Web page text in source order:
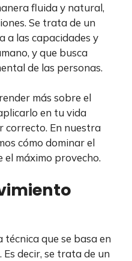
fluida y natural,
Se trata de un
a las capacidades y
y que busca
de las personas.
más sobre el
en tu vida
correcto. En nuestra
cómo dominar el
el máximo provecho.
técnica que se basa en
decir, se trata de un